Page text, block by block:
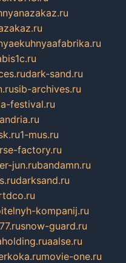
dark-sand.ru
sib-archives.ru
festival.ru
1-mus.ru
factory.ru
jun.rubandamn.ru
darksand.ru
kompanij.ru
snow-guard.ru
aalse.ru
movie-one.ru